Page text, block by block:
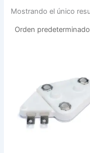
Mostrando el único